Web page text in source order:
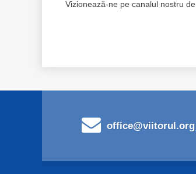
Vizionează-ne pe canalul nostru de
office@viitorul.org